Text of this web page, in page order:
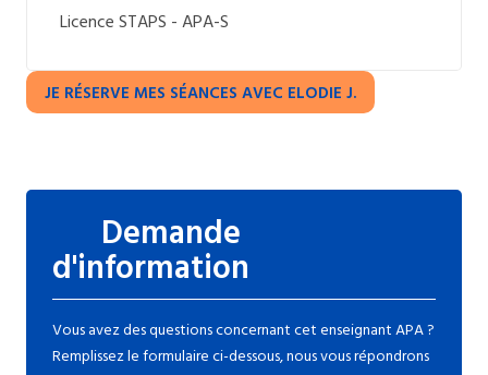
Licence STAPS - APA-S
JE RÉSERVE MES SÉANCES AVEC ELODIE J.
Demande
d'information
Vous avez des questions concernant cet enseignant APA ?
Remplissez le formulaire ci-dessous, nous vous répondrons